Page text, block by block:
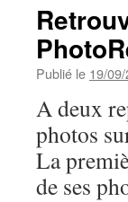
Publié le 19/
A deux
photos
La
de ses